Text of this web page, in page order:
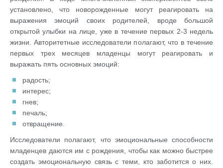
установлено, что новорожденные могут реагировать на
выражения эмоций своих родителей, вроде большой
открытой улыбки на лице, уже в течение первых 2-3 недель
жизни. Авторитетные исследователи полагают, что в течение
первых трех месяцев младенцы могут реагировать и
выражать пять основных эмоций:
радость;
интерес;
гнев;
печаль;
отвращение.
Исследователи полагают, что эмоциональные способности
младенцев даются им с рождения, чтобы как можно быстрее
создать эмоциональную связь с теми, кто заботится о них.